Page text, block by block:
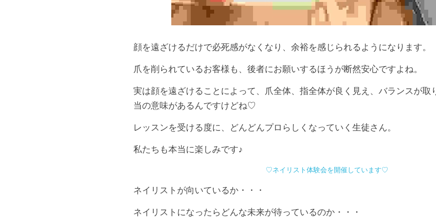
顔を遠ざけるだけで必死感がなくなり、余裕を感じられるようになります。
爪を削られているお客様も、後者にお願いするほうが断然安心ですよね。
実は顔を遠ざけることによって、爪全体、指全体が良く見え、バランスが取
当の意味があるんですけどね♡
レッスンを受ける度に、どんどんプロらしくなっていく生徒さん。
私たちも本当に楽しみです♪
♡ネイリスト体験会を開催しています♡
ネイリストが向いているか・・・
ネイリストになったらどんな未来が待っているのか・・・